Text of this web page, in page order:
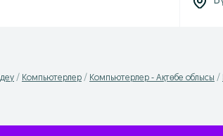
Компьютерлер Компьютерлер - Ақтөбе облысы